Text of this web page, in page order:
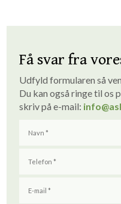
Få svar fra
Udfyld formularen så
Du kan også ringe til os
skriv på e-mail: info